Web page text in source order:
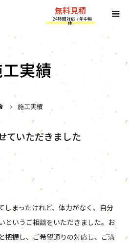
実績
施工実績
ていただきました
しまったけれど、体力がなく、自分
というご相談をいただきました。お
把握し、ご希望通りの対応し、ご満
無料見積
24時間対応 / 年中無
休